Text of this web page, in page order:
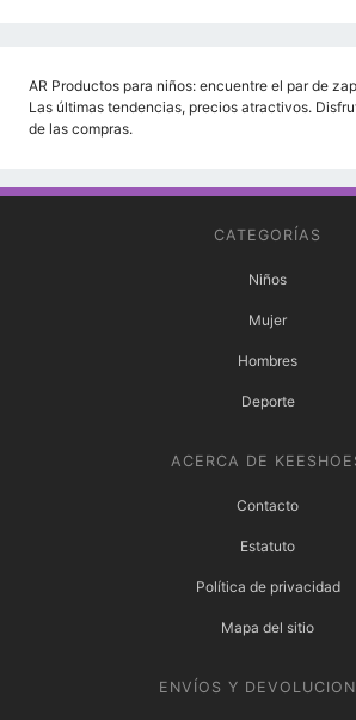
AR Productos para niños: encuentre el par de
Las últimas tendencias, precios atractivos.
de las compras.
CATEGORÍAS
Niños
Mujer
Hombres
Deporte
ACERCA DE
Contacto
Estatuto
Política de privacidad
Mapa del sitio
ENVÍOS Y